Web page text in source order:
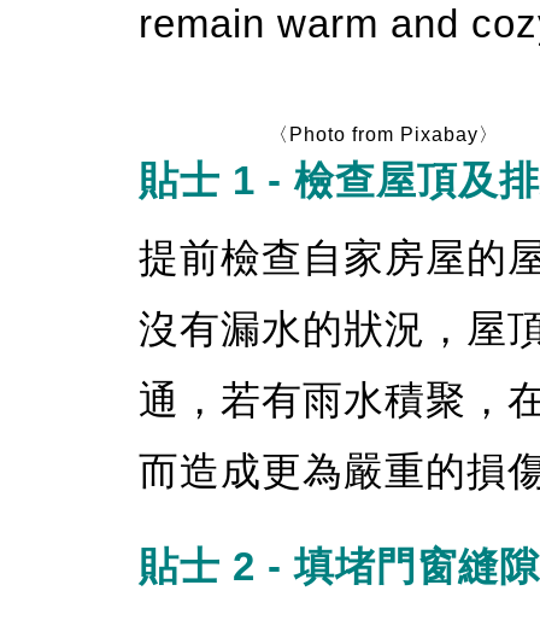
remain warm and
〈Photo from Pixabay〉
貼士 1 - 檢查屋頂及
提前檢查自家房屋的
沒有漏水的狀況，屋
通，若有雨水積聚，
而造成更為嚴重的損
貼士 2 - 填堵門窗縫隙